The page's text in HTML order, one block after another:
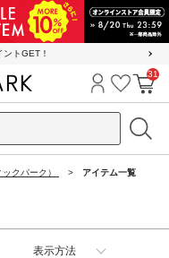
トGET！
ログイン
お気に
カ
31
クパーク） アイテム一覧
表示方法